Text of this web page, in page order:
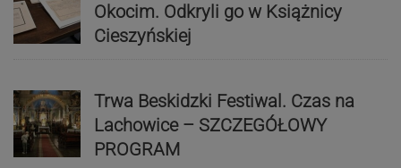
Okocim. Odkryli go w Książnicy
Cieszyńskiej
Trwa Beskidzki Festiwal. Czas na
Lachowice – SZCZEGÓŁOWY
PROGRAM